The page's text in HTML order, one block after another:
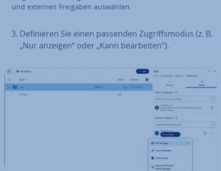
und externen Freigaben auswählen.
De­fi­nie­ren Sie einen passenden Zu­griffs­mo­dus (z. B.
„Nur anzeigen“ oder „Kann be­ar­bei­ten“).